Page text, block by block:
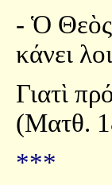
- Ὁ Θεὸς
κάνει
Γιατὶ
(Ματθ.
***